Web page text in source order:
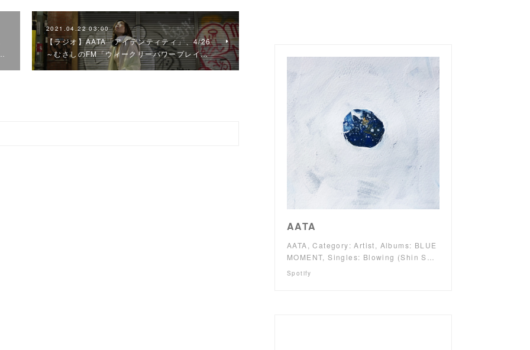
2021.04.22 03:00
【ラジオ】AATA「アイデンティティ」、4/26
～むさしのFM「ウィークリーパワープレイ…
AATA
AATA, Category: Artist, Albums: BLUE
MOMENT, Singles: Blowing (Shin S…
Spotify